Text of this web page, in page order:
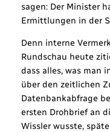
sagen: Der Minister
Ermittlungen in der
Denn interne
Rundschau heute
dass alles, was man
über den zeitlichen
Datenbankabfrage
ersten Drohbrief an
Wissler wusste,